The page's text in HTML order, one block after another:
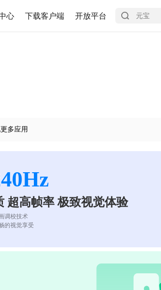
心 下载客户端 开放平台
多应用
超高帧率 极致视觉体验
调校技术
的视觉享受